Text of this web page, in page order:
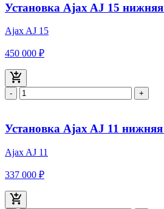
Установка Ajax AJ 15 нижняя
Ajax AJ 15
450 000 ₽
- +
Установка Ajax AJ 11 нижняя
Ajax AJ 11
337 000 ₽